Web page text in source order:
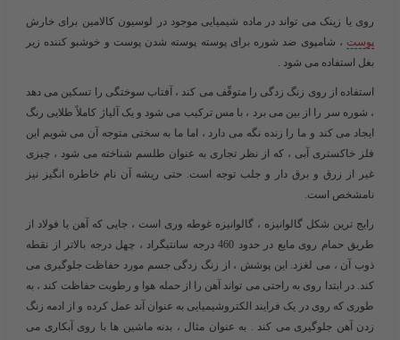
روی یا زینک می تواند در ماده شیمیایی موجود در لوسیون کالامین برای خارش
پوست ، شامپوی ضد شوره برای پوسته پوسته شدن پوست و خوشبو کننده زیر
بغل استفاده می شود .
استفاده از روی زنگ زدگی را متوقّف می کند ، آفتاب سوختگی را تسکین می دهد
، شوره سر را از بین می برد ، با مس ترکیب می شود و یک آلیاژ کاملاً طلایی رنگ
ایجاد می کند و ما را زنده نگه می دارد ، اما ما به سختی متوجه آن می شویم این
فلز خاکستری آبی ، که از نظر تجاری به عنوان طلسم شناخته می شود ، چیزی
غیر از زرق و برق دار و جلب توجه است. حتی ریشه آن نام خاطره انگیز نیز
نامشخص است.
رایج ترین شکل گالوانیزه ، گالوانیزه غوطه وری است ، جایی که آهن یا فولاد از
طریق حمام روی مایع در حدود 460 درجه سانتیگراد ، چهل درجه بالاتر از نقطه
ذوب آن ، می لغزد. این پوشش ، از زنگ زدگی جسم مورد حفاظت جلوگیری می
کند. در ابتدا روی به راحتی می تواند آهن را از حمله هوا و رطوبت حفاظت کند ، به
طوری که روی در یک فرایند الکتروشیمیایی به عنوان آند عمل کرده و از ادمه زنگ
زدن آهن جلوگیری می کند . به عنوان مثال ، بدنه ماشین ها با روی آبکاری می